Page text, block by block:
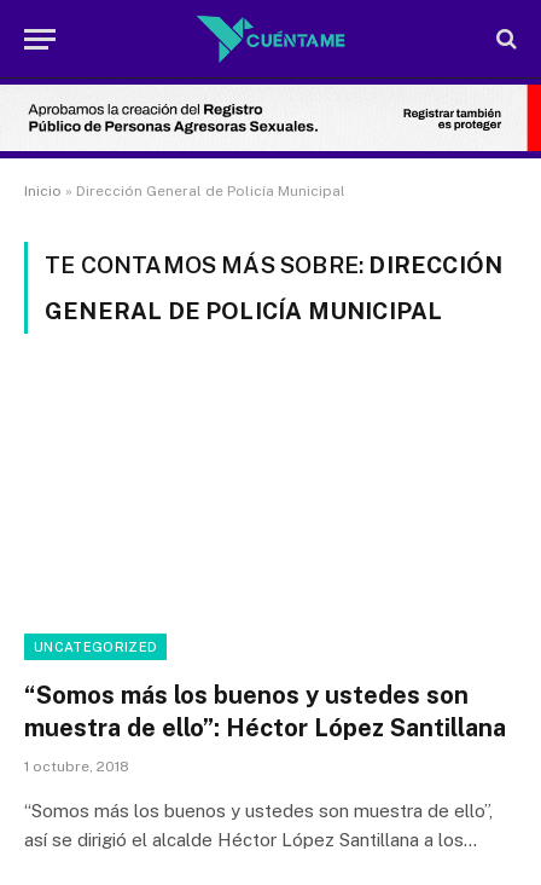
Inicio » Dirección General de Policía Municipal
TE CONTAMOS MÁS SOBRE: DIRECCIÓN
GENERAL DE POLICÍA MUNICIPAL
UNCATEGORIZED
“Somos más los buenos y ustedes son
muestra de ello”: Héctor López Santillana
1 octubre, 2018
“Somos más los buenos y ustedes son muestra de ello”,
así se dirigió el alcalde Héctor López Santillana a los…